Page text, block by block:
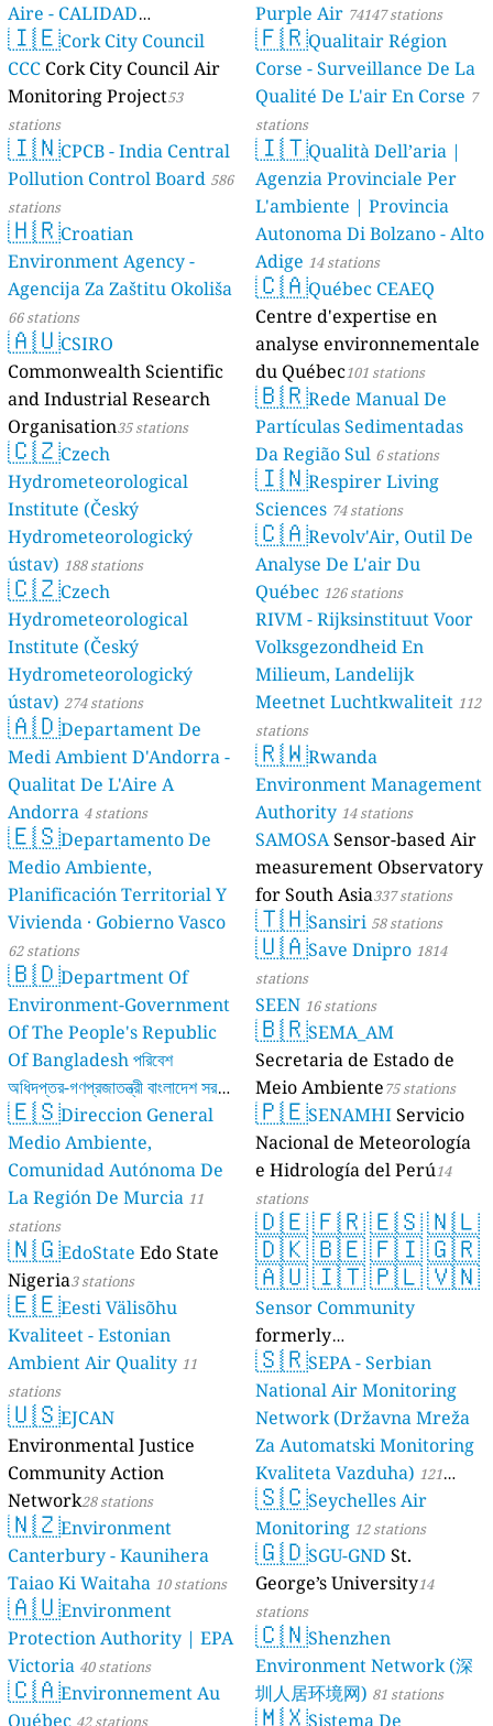
Aire - CALIDAD
AMBIENTAL) 23 stations
🇮🇪Cork City Council
CCC Cork City Council Air
Monitoring Project53
stations
🇮🇳CPCB - India Central
Pollution Control Board 586
stations
🇭🇷Croatian
Environment Agency -
Agencija Za Zaštitu Okoliša
66 stations
🇦🇺CSIRO
Commonwealth Scientific
and Industrial Research
Organisation35 stations
🇨🇿Czech
Hydrometeorological
Institute (Český
Hydrometeorologický
ústav) 188 stations
🇨🇿Czech
Hydrometeorological
Institute (Český
Hydrometeorologický
ústav) 274 stations
🇦🇩Departament De
Medi Ambient D'Andorra -
Qualitat De L'Aire A
Andorra 4 stations
🇪🇸Departamento De
Medio Ambiente,
Planificación Territorial Y
Vivienda · Gobierno Vasco
62 stations
🇧🇩Department Of
Environment-Government
Of The People's Republic
Of Bangladesh পরিবেশ
অধিদপ্তর-গণপ্রজাতন্ত্রী বাংলাদেশ সরকার
17 stations
🇪🇸Direccion General
Medio Ambiente,
Comunidad Autónoma De
La Región De Murcia 11
stations
🇳🇬EdoState Edo State
Nigeria3 stations
🇪🇪Eesti Välisõhu
Kvaliteet - Estonian
Ambient Air Quality 11
stations
🇺🇸EJCAN
Environmental Justice
Community Action
Network28 stations
🇳🇿Environment
Canterbury - Kaunihera
Taiao Ki Waitaha 10 stations
🇦🇺Environment
Protection Authority | EPA
Victoria 40 stations
🇨🇦Environnement Au
Québec 42 stations
Purple Air 74147 stations
🇫🇷Qualitair Région
Corse - Surveillance De La
Qualité De L'air En Corse 7
stations
🇮🇹Qualità Dell’aria |
Agenzia Provinciale Per
L'ambiente | Provincia
Autonoma Di Bolzano - Alto
Adige 14 stations
🇨🇦Québec CEAEQ
Centre d'expertise en
analyse environnementale
du Québec101 stations
🇧🇷Rede Manual De
Partículas Sedimentadas
Da Região Sul 6 stations
🇮🇳Respirer Living
Sciences 74 stations
🇨🇦Revolv'Air, Outil De
Analyse De L'air Du
Québec 126 stations
RIVM - Rijksinstituut Voor
Volksgezondheid En
Milieum, Landelijk
Meetnet Luchtkwaliteit 112
stations
🇷🇼Rwanda
Environment Management
Authority 14 stations
SAMOSASensor-based Air
measurement Observatory
for South Asia337 stations
🇹🇭Sansiri 58 stations
🇺🇦Save Dnipro 1814
stations
SEEN 16 stations
🇧🇷SEMA_AM
Secretaria de Estado de
Meio Ambiente75 stations
🇵🇪SENAMHIServicio
Nacional de Meteorología
e Hidrología del Perú14
stations
🇩🇪🇫🇷🇪🇸🇳🇱
🇩🇰🇧🇪🇫🇮🇬🇷
🇦🇺🇮🇹🇵🇱🇻🇳
Sensor Community
formerly
luftdaten.info35808 stations
🇸🇷SEPA - Serbian
National Air Monitoring
Network (Državna Mreža
Za Automatski Monitoring
Kvaliteta Vazduha) 121
stations
🇸🇨Seychelles Air
Monitoring 12 stations
🇬🇩SGU-GND St.
George’s University14
stations
🇨🇳Shenzhen
Environment Network (深
圳人居环境网) 81 stations
🇲🇽Sistema De